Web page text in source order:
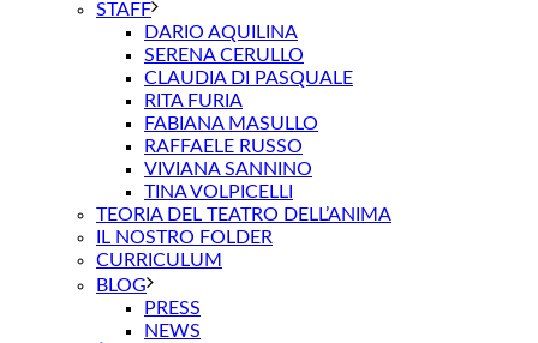
STAFF
DARIO AQUILINA
SERENA CERULLO
CLAUDIA DI PASQUALE
RITA FURIA
FABIANA MASULLO
RAFFAELE RUSSO
VIVIANA SANNINO
TINA VOLPICELLI
TEORIA DEL TEATRO DELL’ANIMA
IL NOSTRO FOLDER
CURRICULUM
BLOG
PRESS
NEWS